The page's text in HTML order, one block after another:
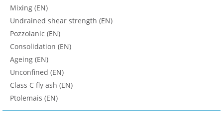
Mixing (EN)
Undrained shear strength (EN)
Pozzolanic (EN)
Consolidation (EN)
Ageing (EN)
Unconfined (EN)
Class C fly ash (EN)
Ptolemais (EN)